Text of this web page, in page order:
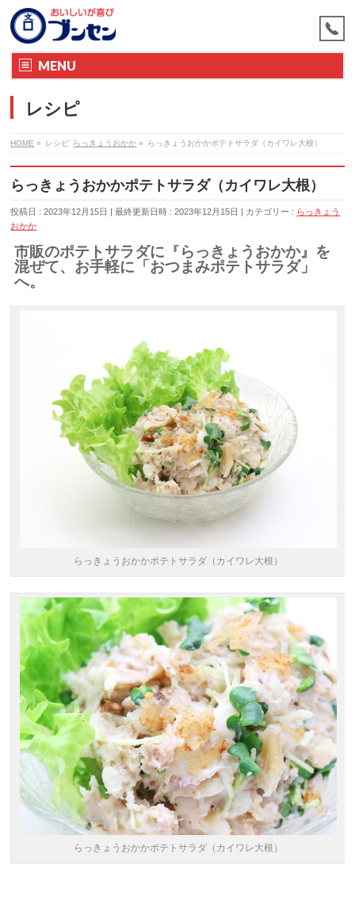
MENU
レシピ
HOME » レシピ らっきょうおかか » らっきょうおかかポテトサラダ（カイワレ大根）
らっきょうおかかポテトサラダ（カイワレ大根）
投稿日 : 2023年12月15日 最終更新日時 : 2023年12月15日 カテゴリー : らっきょう
おかか
市販のポテトサラダに『らっきょうおかか』を
混ぜて、お手軽に「おつまみポテトサラダ」
へ。
らっきょうおかかポテトサラダ（カイワレ大根）
らっきょうおかかポテトサラダ（カイワレ大根）